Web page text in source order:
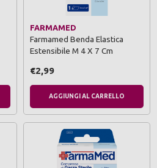
FARMAMED
Farmamed Benda Elastica
Estensibile M 4 X 7 Cm
€2,99
AGGIUNGI AL CARRELLO